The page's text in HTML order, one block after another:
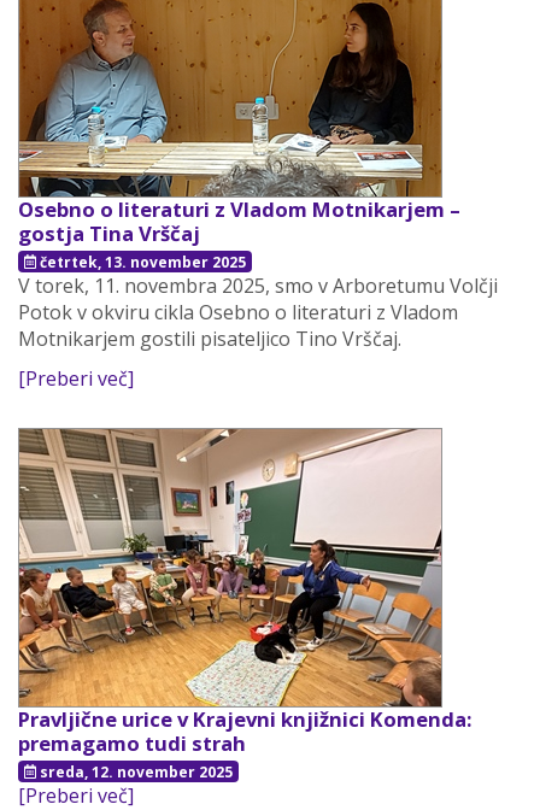
Osebno o literaturi z Vladom Motnikarjem –
gostja Tina Vrščaj
četrtek, 13. november 2025
V torek, 11. novembra 2025, smo v Arboretumu Volčji
Potok v okviru cikla Osebno o literaturi z Vladom
Motnikarjem gostili pisateljico Tino Vrščaj.
[Preberi več]
Pravljične urice v Krajevni knjižnici Komenda:
premagamo tudi strah
sreda, 12. november 2025
[Preberi več]